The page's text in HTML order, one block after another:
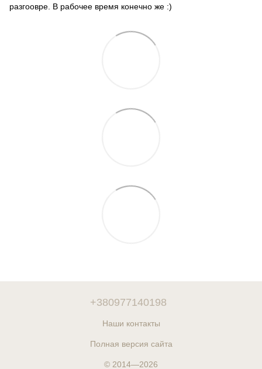
разгоовре. В рабочее время конечно же :)
+380977140198
Наши контакты
Полная версия сайта
© 2014—2026